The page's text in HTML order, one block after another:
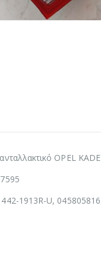
OPEL
442-1913R-U, 045805816